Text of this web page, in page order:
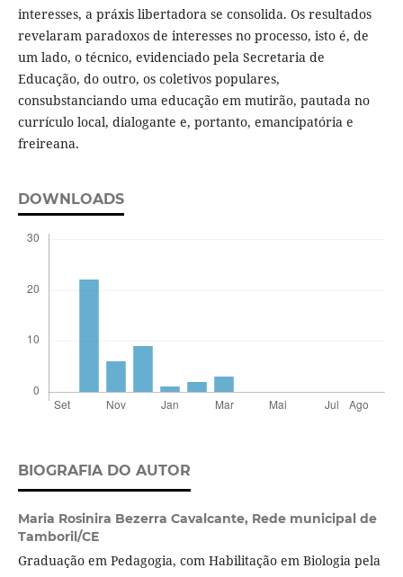
interesses, a práxis libertadora se consolida. Os resultados
revelaram paradoxos de interesses no processo, isto é, de
um lado, o técnico, evidenciado pela Secretaria de
Educação, do outro, os coletivos populares,
consubstanciando uma educação em mutirão, pautada no
currículo local, dialogante e, portanto, emancipatória e
freireana.
DOWNLOADS
BIOGRAFIA DO AUTOR
Maria Rosinira Bezerra Cavalcante, Rede municipal de
Tamboril/CE
Graduação em Pedagogia, com Habilitação em Biologia pela